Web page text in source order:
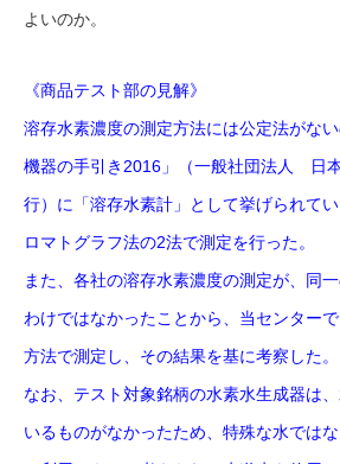
よいのか。
《商品テスト部の見解》
溶存水素濃度の測定方法には公定法がな
機器の手引き2016」（一般社団法人 日
行）に「溶存水素計」として挙げられて
ロマトグラフ法の2法で測定を行った。
また、各社の溶存水素濃度の測定が、同
わけではなかったことから、当センター
方法で測定し、その結果を基に考察した。
なお、テスト対象銘柄の水素水生成器は
いるものがなかったため、特殊な水では